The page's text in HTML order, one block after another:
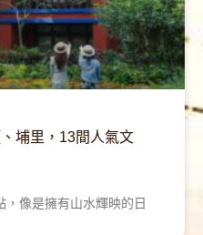
埔里，13間人氣文
，像是擁有山水輝映的日